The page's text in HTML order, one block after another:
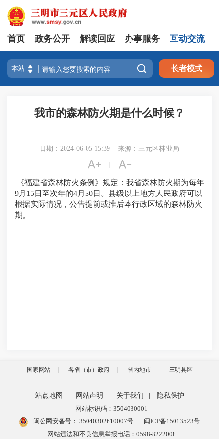
首页 政务公开 解读回应 办事服务 互动交流
 长者模式
我市的森林防火期是什么时候？
日期：2024-06-05 15:39 来源：三元区林业局
 
《福建省森林防火条例》规定：我省森林防火期为每年
9月15日至次年的4月30日。县级以上地方人民政府可以
根据实际情况，公告提前或推后本行政区域的森林防火
期。
国家网站 各省（市）政府 省内地市 三明县区
站点地图 网站声明 关于我们
隐私保护
网站标识码：3504030001
闽公网安备号： 35040302610007号
闽ICP备15013523号
网站违法和不良信息举报电话：0598-8222008